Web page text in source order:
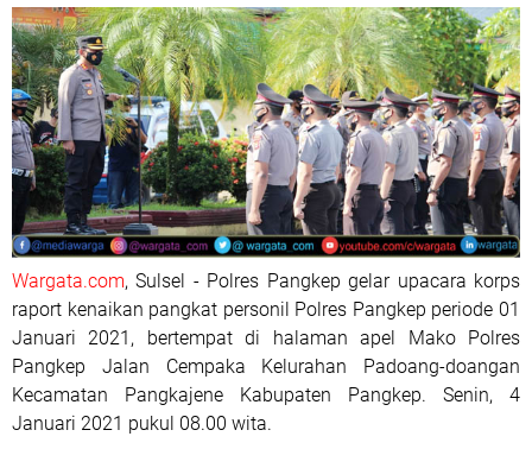
Wargata.com, Sulsel - Polres Pangkep gelar upacara korps
raport kenaikan pangkat personil Polres Pangkep periode 01
Januari 2021, bertempat di halaman apel Mako Polres
Pangkep Jalan Cempaka Kelurahan Padoang-doangan
Kecamatan Pangkajene Kabupaten Pangkep. Senin, 4
Januari 2021 pukul 08.00 wita.